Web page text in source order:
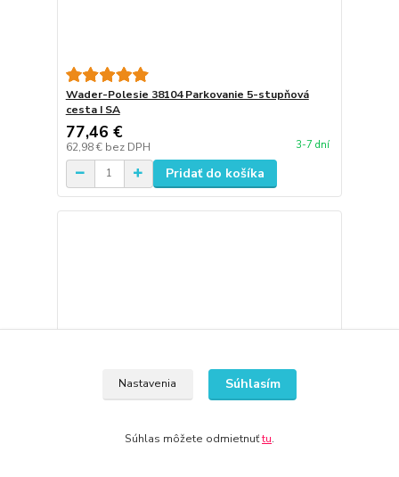
Wader-Polesie 38104 Parkovanie 5-stupňová
cesta I SA
77,46 €
62,98 € bez DPH 3-7 dní
Pridať do košíka
Nastavenia Súhlasím
Súhlas môžete odmietnuťtu.